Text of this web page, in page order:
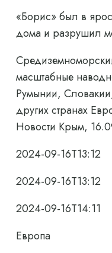
«Борис» был в
дома и разрушил
масштабные
Румынии,
других странах
Новости Крым,
2024-09-16T13:12
2024-09-16T13:12
2024-09-16T14:11
Европа